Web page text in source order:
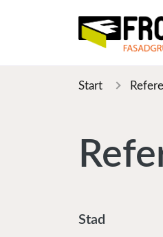
Start
Stad